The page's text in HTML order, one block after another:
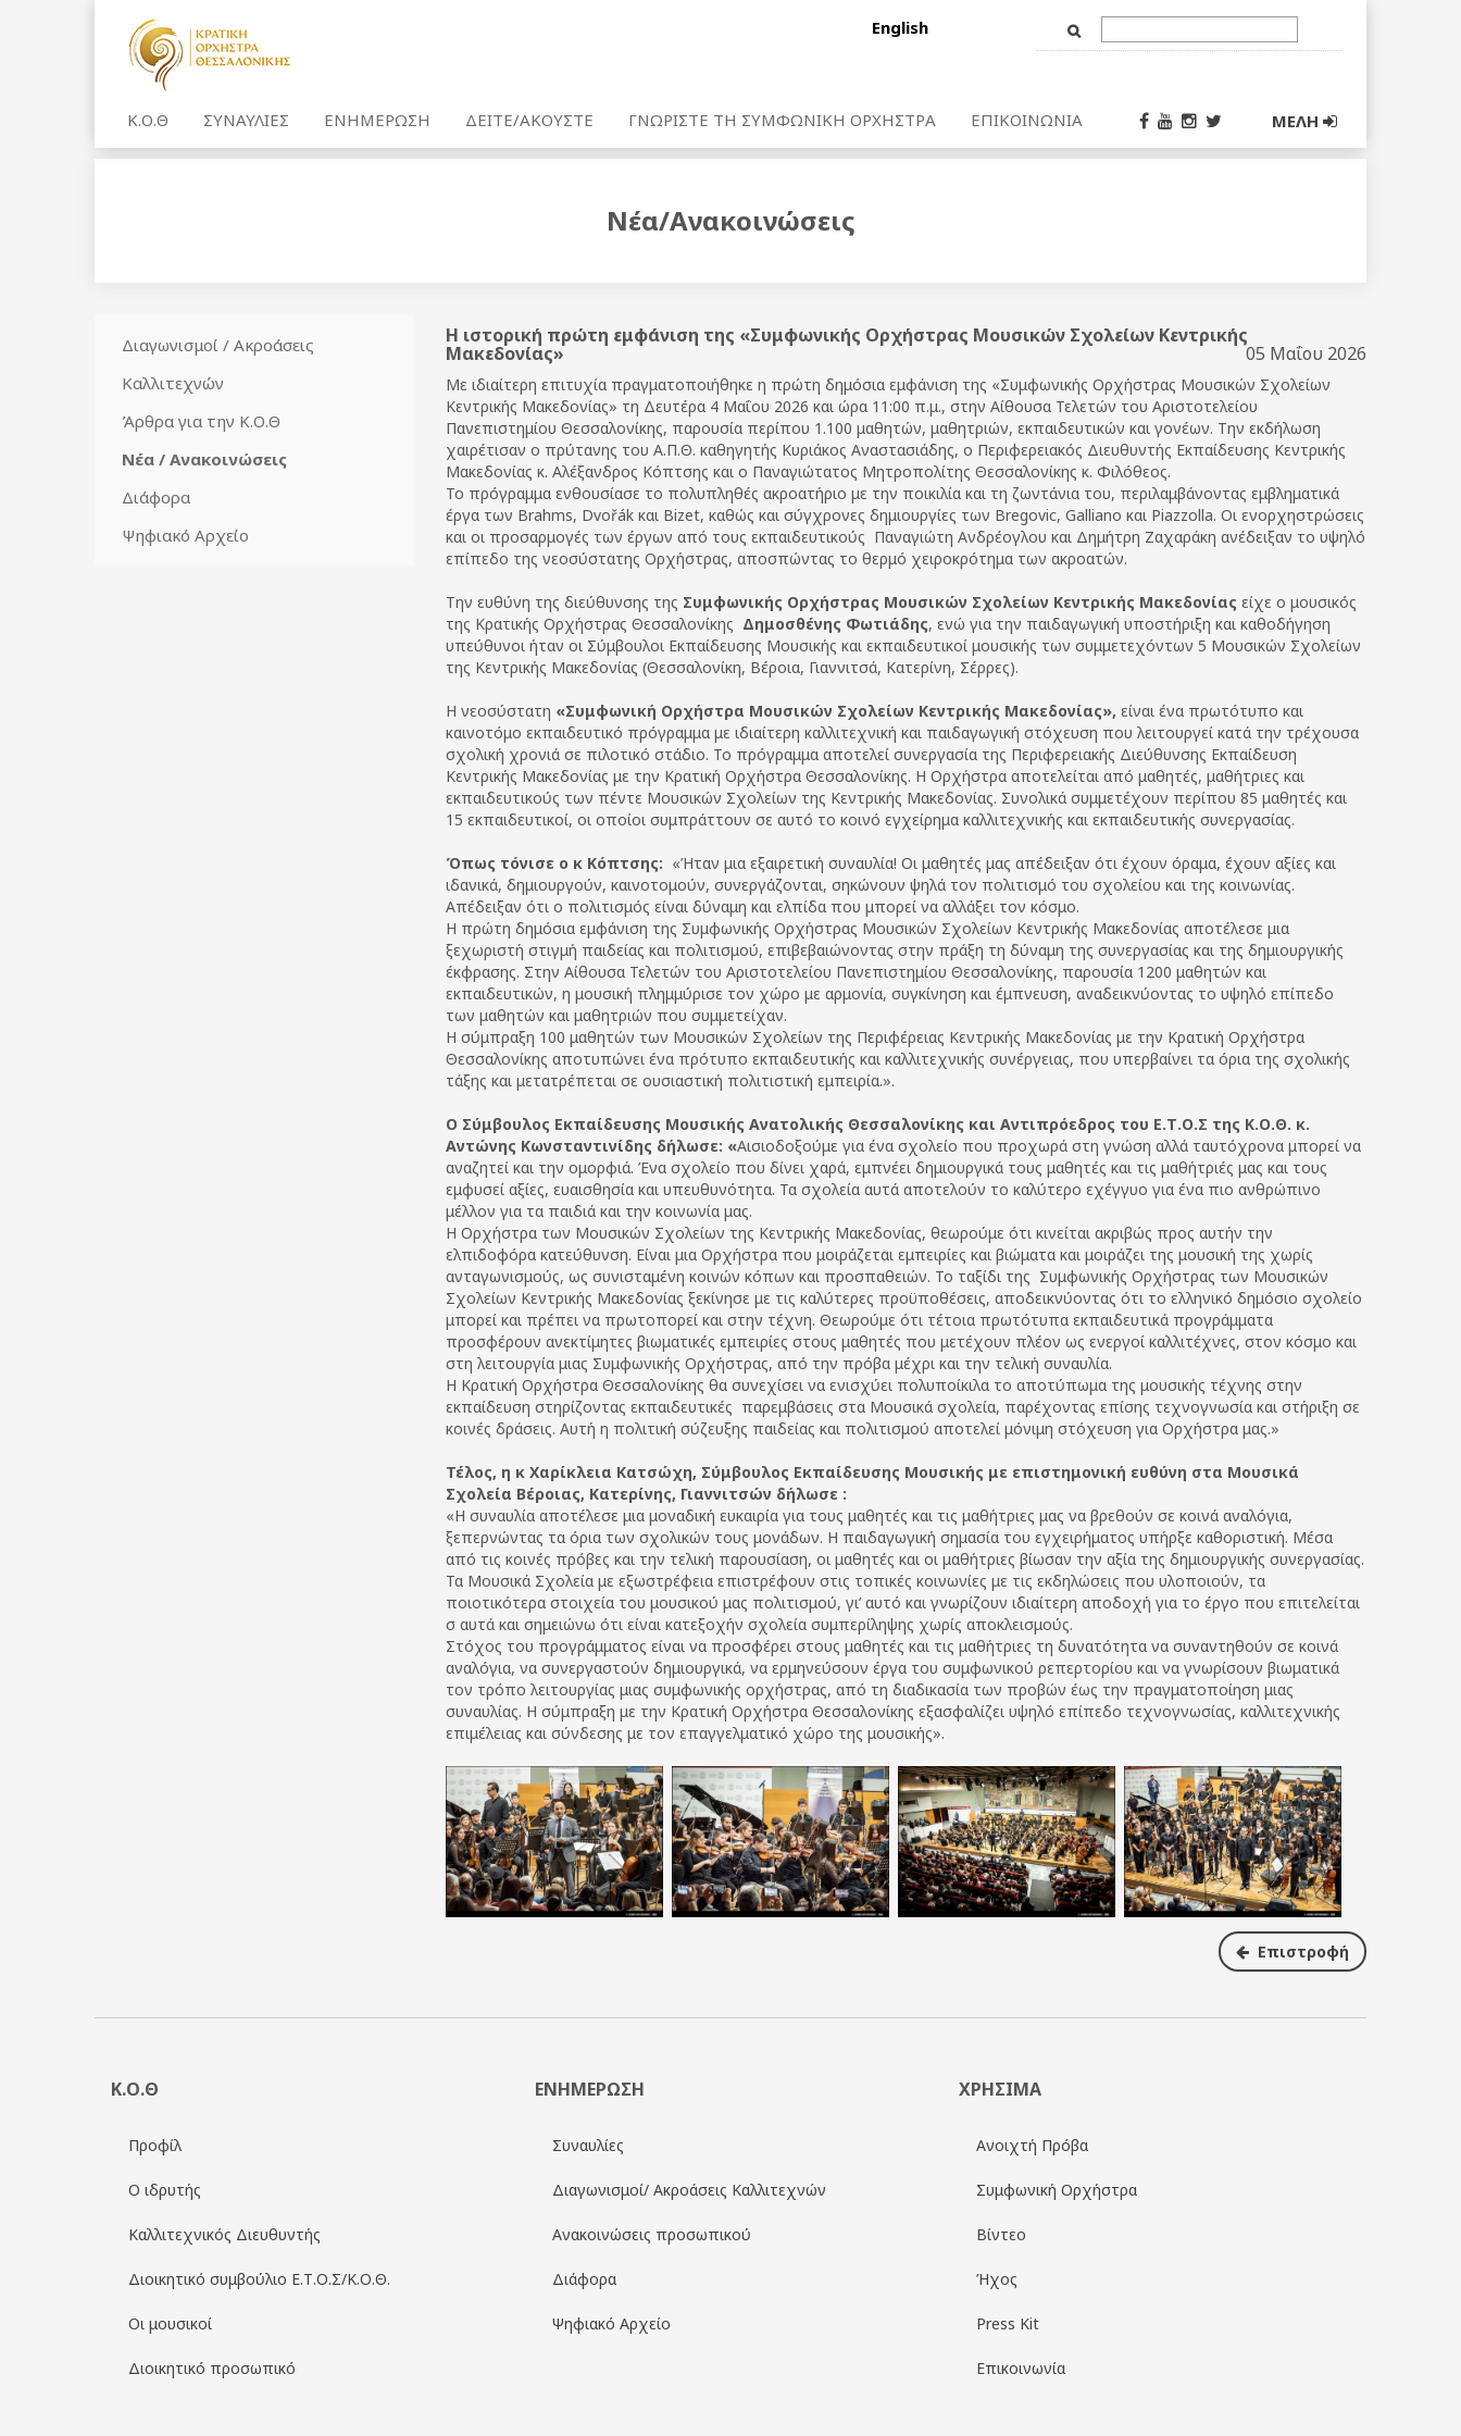
English
Input
Κ.Ο.Θ ΣΥΝΑΥΛΙΕΣ ΕΝΗΜΕΡΩΣΗ ΔΕΙΤΕ/ΑΚΟΥΣΤΕ ΓΝΩΡΙΣΤΕ ΤΗ ΣΥΜΦΩΝΙΚΗ ΟΡΧΗΣΤΡΑ ΕΠΙΚΟΙΝΩΝΙΑ ΜΕΛΗ
Νέα/Ανακοινώσεις
Η ιστορική πρώτη εμφάνιση της «Συμφωνικής Ορχήστρας Μουσικών Σχολείων Κεντρικής
Μακεδονίας» 05 Μαΐου 2026
Με ιδιαίτερη επιτυχία πραγματοποιήθηκε η πρώτη δημόσια εμφάνιση της «Συμφωνικής Ορχήστρας Μουσικών Σχολείων
Κεντρικής Μακεδονίας» τη Δευτέρα 4 Μαΐου 2026 και ώρα 11:00 π.μ., στην Αίθουσα Τελετών του Αριστοτελείου
Πανεπιστημίου Θεσσαλονίκης, παρουσία περίπου 1.100 μαθητών, μαθητριών, εκπαιδευτικών και γονέων. Την εκδήλωση
χαιρέτισαν ο πρύτανης του Α.Π.Θ. καθηγητής Κυριάκος Αναστασιάδης, ο Περιφερειακός Διευθυντής Εκπαίδευσης Κεντρικής
Μακεδονίας κ. Αλέξανδρος Κόπτσης και ο Παναγιώτατος Μητροπολίτης Θεσσαλονίκης κ. Φιλόθεος.
Το πρόγραμμα ενθουσίασε το πολυπληθές ακροατήριο με την ποικιλία και τη ζωντάνια του, περιλαμβάνοντας εμβληματικά
έργα των Brahms, Dvořák και Bizet, καθώς και σύγχρονες δημιουργίες των Bregovic, Galliano και Piazzolla. Οι ενορχηστρώσεις
και οι προσαρμογές των έργων από τους εκπαιδευτικούς Παναγιώτη Ανδρέογλου και Δημήτρη Ζαχαράκη ανέδειξαν το υψηλό
επίπεδο της νεοσύστατης Ορχήστρας, αποσπώντας το θερμό χειροκρότημα των ακροατών.
Την ευθύνη της διεύθυνσης της Συμφωνικής Ορχήστρας Μουσικών Σχολείων Κεντρικής Μακεδονίας είχε ο μουσικός
της Κρατικής Ορχήστρας Θεσσαλονίκης Δημοσθένης Φωτιάδης, ενώ για την παιδαγωγική υποστήριξη και καθοδήγηση
υπεύθυνοι ήταν οι Σύμβουλοι Εκπαίδευσης Μουσικής και εκπαιδευτικοί μουσικής των συμμετεχόντων 5 Μουσικών Σχολείων
της Κεντρικής Μακεδονίας (Θεσσαλονίκη, Βέροια, Γιαννιτσά, Κατερίνη, Σέρρες).
Η νεοσύστατη «Συμφωνική Ορχήστρα Μουσικών Σχολείων Κεντρικής Μακεδονίας», είναι ένα πρωτότυπο και
καινοτόμο εκπαιδευτικό πρόγραμμα με ιδιαίτερη καλλιτεχνική και παιδαγωγική στόχευση που λειτουργεί κατά την τρέχουσα
σχολική χρονιά σε πιλοτικό στάδιο. Το πρόγραμμα αποτελεί συνεργασία της Περιφερειακής Διεύθυνσης Εκπαίδευση
Κεντρικής Μακεδονίας με την Κρατική Ορχήστρα Θεσσαλονίκης. Η Ορχήστρα αποτελείται από μαθητές, μαθήτριες και
εκπαιδευτικούς των πέντε Μουσικών Σχολείων της Κεντρικής Μακεδονίας. Συνολικά συμμετέχουν περίπου 85 μαθητές και
15 εκπαιδευτικοί, οι οποίοι συμπράττουν σε αυτό το κοινό εγχείρημα καλλιτεχνικής και εκπαιδευτικής συνεργασίας.
Όπως τόνισε ο κ Κόπτσης: «Ήταν μια εξαιρετική συναυλία! Οι μαθητές μας απέδειξαν ότι έχουν όραμα, έχουν αξίες και
ιδανικά, δημιουργούν, καινοτομούν, συνεργάζονται, σηκώνουν ψηλά τον πολιτισμό του σχολείου και της κοινωνίας.
Απέδειξαν ότι ο πολιτισμός είναι δύναμη και ελπίδα που μπορεί να αλλάξει τον κόσμο.
Η πρώτη δημόσια εμφάνιση της Συμφωνικής Ορχήστρας Μουσικών Σχολείων Κεντρικής Μακεδονίας αποτέλεσε μια
ξεχωριστή στιγμή παιδείας και πολιτισμού, επιβεβαιώνοντας στην πράξη τη δύναμη της συνεργασίας και της δημιουργικής
έκφρασης. Στην Αίθουσα Τελετών του Αριστοτελείου Πανεπιστημίου Θεσσαλονίκης, παρουσία 1200 μαθητών και
εκπαιδευτικών, η μουσική πλημμύρισε τον χώρο με αρμονία, συγκίνηση και έμπνευση, αναδεικνύοντας το υψηλό επίπεδο
των μαθητών και μαθητριών που συμμετείχαν.
Η σύμπραξη 100 μαθητών των Μουσικών Σχολείων της Περιφέρειας Κεντρικής Μακεδονίας με την Κρατική Ορχήστρα
Θεσσαλονίκης αποτυπώνει ένα πρότυπο εκπαιδευτικής και καλλιτεχνικής συνέργειας, που υπερβαίνει τα όρια της σχολικής
τάξης και μετατρέπεται σε ουσιαστική πολιτιστική εμπειρία.».
Ο Σύμβουλος Εκπαίδευσης Μουσικής Ανατολικής Θεσσαλονίκης και Αντιπρόεδρος του Ε.Τ.Ο.Σ της Κ.Ο.Θ. κ.
Αντώνης Κωνσταντινίδης δήλωσε: «Αισιοδοξούμε για ένα σχολείο που προχωρά στη γνώση αλλά ταυτόχρονα μπορεί να
αναζητεί και την ομορφιά. Ένα σχολείο που δίνει χαρά, εμπνέει δημιουργικά τους μαθητές και τις μαθήτριές μας και τους
εμφυσεί αξίες, ευαισθησία και υπευθυνότητα. Τα σχολεία αυτά αποτελούν το καλύτερο εχέγγυο για ένα πιο ανθρώπινο
μέλλον για τα παιδιά και την κοινωνία μας.
Η Ορχήστρα των Μουσικών Σχολείων της Κεντρικής Μακεδονίας, θεωρούμε ότι κινείται ακριβώς προς αυτήν την
ελπιδοφόρα κατεύθυνση. Είναι μια Ορχήστρα που μοιράζεται εμπειρίες και βιώματα και μοιράζει της μουσική της χωρίς
ανταγωνισμούς, ως συνισταμένη κοινών κόπων και προσπαθειών. Το ταξίδι της Συμφωνικής Ορχήστρας των Μουσικών
Σχολείων Κεντρικής Μακεδονίας ξεκίνησε με τις καλύτερες προϋποθέσεις, αποδεικνύοντας ότι το ελληνικό δημόσιο σχολείο
μπορεί και πρέπει να πρωτοπορεί και στην τέχνη. Θεωρούμε ότι τέτοια πρωτότυπα εκπαιδευτικά προγράμματα
προσφέρουν ανεκτίμητες βιωματικές εμπειρίες στους μαθητές που μετέχουν πλέον ως ενεργοί καλλιτέχνες, στον κόσμο και
στη λειτουργία μιας Συμφωνικής Ορχήστρας, από την πρόβα μέχρι και την τελική συναυλία.
H Κρατική Ορχήστρα Θεσσαλονίκης θα συνεχίσει να ενισχύει πολυποίκιλα το αποτύπωμα της μουσικής τέχνης στην
εκπαίδευση στηρίζοντας εκπαιδευτικές παρεμβάσεις στα Μουσικά σχολεία, παρέχοντας επίσης τεχνογνωσία και στήριξη σε
κοινές δράσεις. Αυτή η πολιτική σύζευξης παιδείας και πολιτισμού αποτελεί μόνιμη στόχευση για Ορχήστρα μας.»
Τέλος, η κ Χαρίκλεια Κατσώχη, Σύμβουλος Εκπαίδευσης Μουσικής με επιστημονική ευθύνη στα Μουσικά
Σχολεία Βέροιας, Κατερίνης, Γιαννιτσών δήλωσε :
«Η συναυλία αποτέλεσε μια μοναδική ευκαιρία για τους μαθητές και τις μαθήτριες μας να βρεθούν σε κοινά αναλόγια,
ξεπερνώντας τα όρια των σχολικών τους μονάδων. Η παιδαγωγική σημασία του εγχειρήματος υπήρξε καθοριστική. Μέσα
από τις κοινές πρόβες και την τελική παρουσίαση, οι μαθητές και οι μαθήτριες βίωσαν την αξία της δημιουργικής συνεργασίας.
Τα Μουσικά Σχολεία με εξωστρέφεια επιστρέφουν στις τοπικές κοινωνίες με τις εκδηλώσεις που υλοποιούν, τα
ποιοτικότερα στοιχεία του μουσικού μας πολιτισμού, γι’ αυτό και γνωρίζουν ιδιαίτερη αποδοχή για το έργο που επιτελείται
σ αυτά και σημειώνω ότι είναι κατεξοχήν σχολεία συμπερίληψης χωρίς αποκλεισμούς.
Στόχος του προγράμματος είναι να προσφέρει στους μαθητές και τις μαθήτριες τη δυνατότητα να συναντηθούν σε κοινά
αναλόγια, να συνεργαστούν δημιουργικά, να ερμηνεύσουν έργα του συμφωνικού ρεπερτορίου και να γνωρίσουν βιωματικά
τον τρόπο λειτουργίας μιας συμφωνικής ορχήστρας, από τη διαδικασία των προβών έως την πραγματοποίηση μιας
συναυλίας. Η σύμπραξη με την Κρατική Ορχήστρα Θεσσαλονίκης εξασφαλίζει υψηλό επίπεδο τεχνογνωσίας, καλλιτεχνικής
επιμέλειας και σύνδεσης με τον επαγγελματικό χώρο της μουσικής».
Επιστροφή
Διαγωνισμοί / Ακροάσεις
Καλλιτεχνών
Άρθρα για την Κ.Ο.Θ
Νέα / Ανακοινώσεις
Διάφορα
Ψηφιακό Αρχείο
Κ.Ο.Θ
Προφίλ
Ο ιδρυτής
Καλλιτεχνικός Διευθυντής
Διοικητικό συμβούλιο Ε.Τ.Ο.Σ/Κ.Ο.Θ.
Οι μουσικοί
Διοικητικό προσωπικό
ΕΝΗΜΕΡΩΣΗ
Συναυλίες
Διαγωνισμοί/ Ακροάσεις Καλλιτεχνών
Ανακοινώσεις προσωπικού
Διάφορα
Ψηφιακό Αρχείο
ΧΡΗΣΙΜΑ
Ανοιχτή Πρόβα
Συμφωνική Ορχήστρα
Βίντεο
Ήχος
Press Kit
Επικοινωνία